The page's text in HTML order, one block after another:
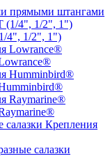
прямыми штангами
4", 1/2", 1")
Крепления
салазки